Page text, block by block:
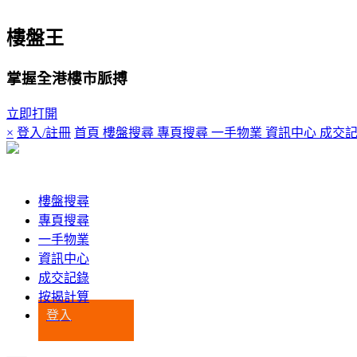
樓盤王
掌握全港樓市脈搏
立即打開
× 登入/註冊 首頁 樓盤搜尋 專頁搜尋 一手物業 資訊中心 成交
樓盤搜尋
專頁搜尋
一手物業
資訊中心
成交記錄
按揭計算
登入